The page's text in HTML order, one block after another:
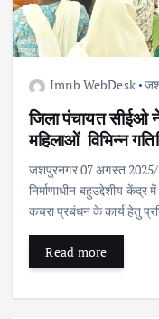
Imnb WebDesk
जिला पंचायत सीईओ
महिलाओं विभिन्न
जशपुरनगर 07 अगस्त 2025/
निर्माणाधीन बहुउद्देशीय
कचरा प्रबंधन के कार्य हेतु
Read more